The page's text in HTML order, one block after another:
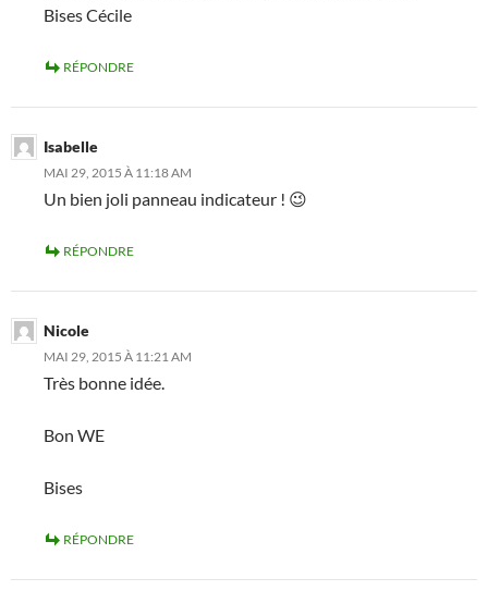
Bises Cécile
RÉPONDRE
Isabelle
MAI 29, 2015 À 11:18 AM
Un bien joli panneau indicateur ! 😉
RÉPONDRE
Nicole
MAI 29, 2015 À 11:21 AM
Très bonne idée.
Bon WE
Bises
RÉPONDRE